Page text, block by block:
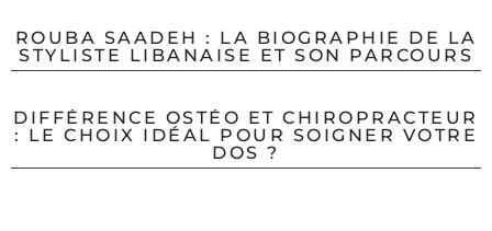
ROUBA SAADEH : LA BIOGRAPHIE DE LA
STYLISTE LIBANAISE ET SON PARCOURS
DIFFÉRENCE OSTÉO ET CHIROPRACTEUR
: LE CHOIX IDÉAL POUR SOIGNER VOTRE
DOS ?